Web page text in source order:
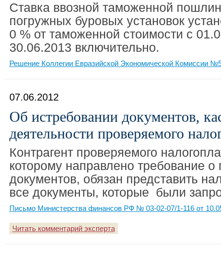
Ставка ввозной таможенной
погружных буровых установок
0 % от таможенной стоимости с
30.06.2013 включительно.
Решение Коллегии Евразийской Экономической Комиссии
07.06.2012
Об истребовании документов,
деятельности проверяемого
Контрагент проверяемого
которому направлено требование о
документов, обязан представить
все документы, которые были
Письмо Министерства финансов РФ № 03-02-07/1-116 от
Читать комментарий эксперта